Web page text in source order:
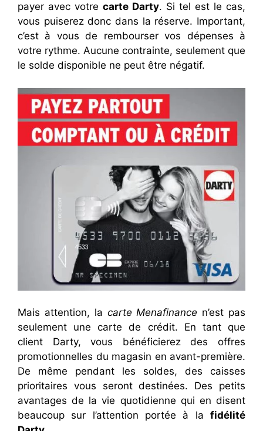
payer avec votre carte Darty. Si tel est le cas,
vous puiserez donc dans la réserve. Important,
c’est à vous de rembourser vos dépenses à
votre rythme. Aucune contrainte, seulement que
le solde disponible ne peut être négatif.
Mais attention, la carte Menafinance n’est pas
seulement une carte de crédit. En tant que
client Darty, vous bénéficierez des offres
promotionnelles du magasin en avant-première.
De même pendant les soldes, des caisses
prioritaires vous seront destinées. Des petits
avantages de la vie quotidienne qui en disent
beaucoup sur l’attention portée à la fidélité